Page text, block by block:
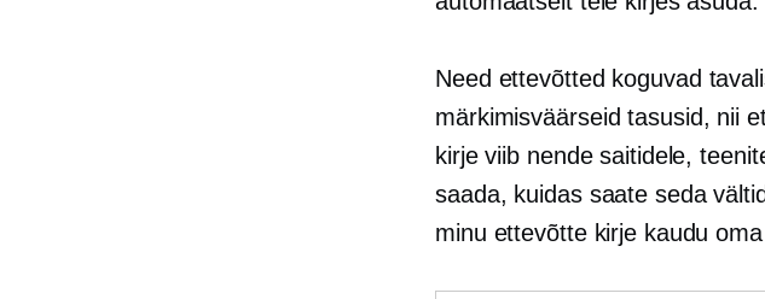
Need ettevõtted koguvad
märkimisväärseid tasusid, nii
kirje viib nende saitidele,
saada, kuidas saate seda
minu ettevõtte kirje kaudu